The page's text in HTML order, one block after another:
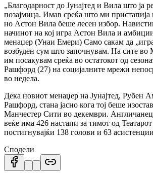
„Благодарност до Јунајтед и Вила што ја
позајмица. Имав среќа што ми пристапија
но Астон Вила беше лесен избор.
начинот на кој игра Астон Вила и
менаџер (Унаи Емери) Само сакам да
возбуден сум што започнувам. На сите во
им посакувам среќа во остатокот од
Рашфорд (27) на социјалните мрежи
во недела.
Дека новиот менаџер на Јунајтед, Рубен
Рашфорд, стана јасно кога тој беше
Манчестер Сити во декември.
веќе има 426 настапи за тимот од
постигнувајќи 138 голови и 63
Сподели